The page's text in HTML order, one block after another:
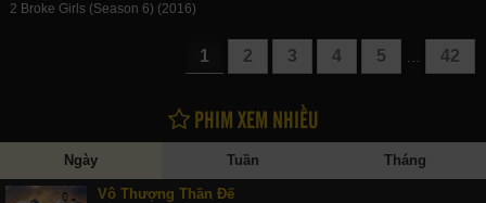
2 Broke Girls (Season 6) (2016)
1 2 3 4 5 42
PHIM XEM NHIỀU
Ngày Tuần Tháng
Vô Thượng Thần Đế